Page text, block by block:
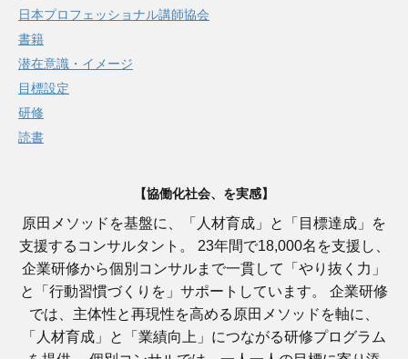
日本プロフェッショナル講師協会
書籍
潜在意識・イメージ
目標設定
研修
読書
【協働化社会、を実感】
原田メソッドを基盤に、「人材育成」と「目標達成」を
支援するコンサルタント。 23年間で18,000名を支援し、
企業研修から個別コンサルまで一貫して「やり抜く力」
と「行動習慣づくりを」サポートしています。 企業研修
では、主体性と再現性を高める原田メソッドを軸に、
「人材育成」と「業績向上」につながる研修プログラム